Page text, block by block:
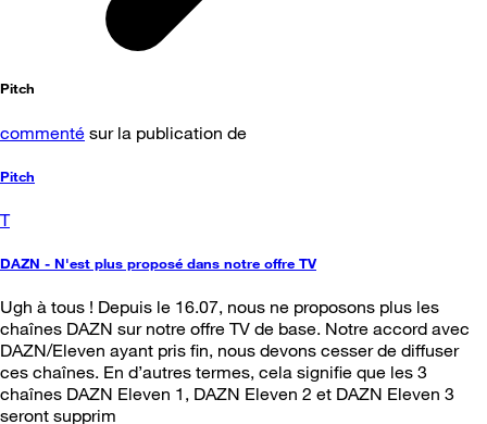
Pitch
commenté sur la publication de
Pitch
T
DAZN - N'est plus proposé dans notre offre TV
Ugh à tous ! Depuis le 16.07, nous ne proposons plus les
chaînes DAZN sur notre offre TV de base. Notre accord avec
DAZN/Eleven ayant pris fin, nous devons cesser de diffuser
ces chaînes. En d’autres termes, cela signifie que les 3
chaînes DAZN Eleven 1, DAZN Eleven 2 et DAZN Eleven 3
seront supprim